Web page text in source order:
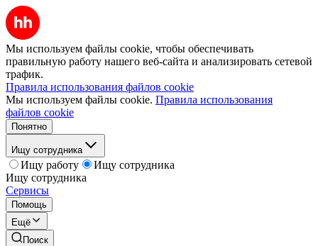
Мы используем файлы cookie, чтобы обеспечивать
правильную работу нашего веб-сайта и анализировать сетевой
трафик.
Правила использования файлов cookie
Мы используем файлы cookie. Правила использования
файлов cookie
Понятно
Ищу сотрудника
Ищу работу
Ищу сотрудника
Ищу сотрудника
Сервисы
Помощь
Ещё
Поиск